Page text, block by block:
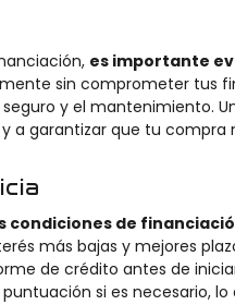
es importante
sin comprometer tus
y el mantenimiento.
a garantizar que tu
de
más bajas y mejores
de crédito antes de
si es necesario,